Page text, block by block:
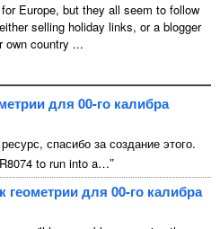
Europe, but they all seem to follow
selling holiday links, or a blogger
own country ...
для 00-го калибра
спасибо за создание этого.
to run into a…”
геометрии для 00-го калибра